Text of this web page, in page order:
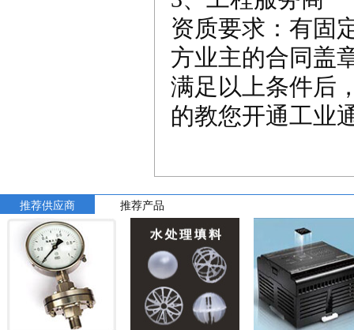
资质要求：有固
方业主的合同盖
满足以上条件后
的教您开通工业
推荐供应商 推荐产品